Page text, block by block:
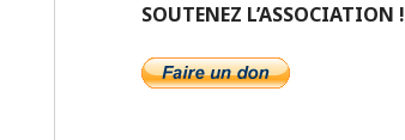
SOUTENEZ L’ASSOCIATION !